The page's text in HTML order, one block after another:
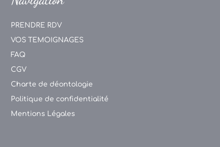
PRENDRE RDV
VOS TEMOIGNAGES
FAQ
CGV
Charte de déontologie
Politique de confidentialité
Mentions Légales